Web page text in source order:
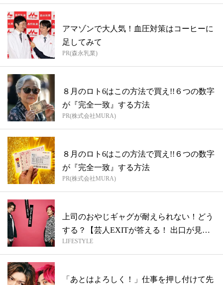
アマゾンで大人気！血圧対策はコーヒーに
足してみて
PR(森永乳業)
８月のロト6はこの方法で買え!!６つの数字
が『完全一致』する方法
PR(株式会社MURA)
８月のロト6はこの方法で買え!!６つの数字
が『完全一致』する方法
PR(株式会社MURA)
上司のおやじギャグが耐えられない！どう
する？【芸人EXITが答える！ 出口が見
え...
LIFESTYLE
「あとはよろしく！」仕事を押し付けて先